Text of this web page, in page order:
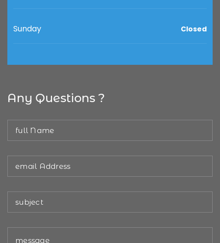
Sunday Closed
Any Questions ?